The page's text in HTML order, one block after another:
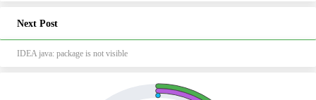
Next Post
IDEA java: package is not visible